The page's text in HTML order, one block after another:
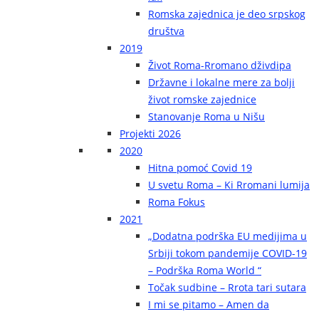
Romska zajednica je deo srpskog
društva
2019
Život Roma-Rromano dživdipa
Državne i lokalne mere za bolji
život romske zajednice
Stanovanje Roma u Nišu
Projekti 2026
2020
Hitna pomoć Covid 19
U svetu Roma – Ki Rromani lumija
Roma Fokus
2021
„Dodatna podrška EU medijima u
Srbiji tokom pandemije COVID-19
– Podrška Roma World “
Točak sudbine – Rrota tari sutara
I mi se pitamo – Amen da